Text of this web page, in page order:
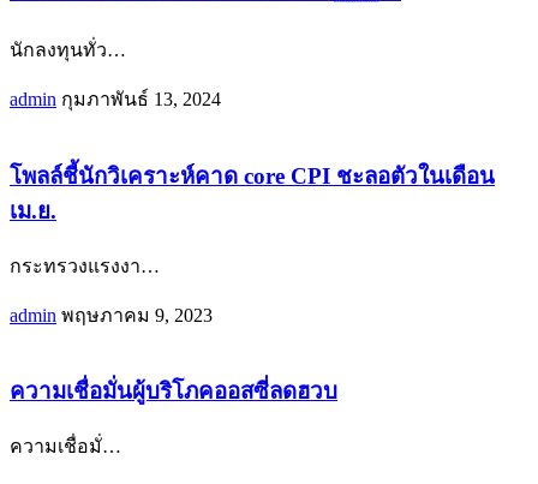
นักลงทุนทั่ว…
admin กุมภาพันธ์ 13, 2024
โพลล์ชี้นักวิเคราะห์คาด core CPI ชะลอตัวในเดือน
เม.ย.
กระทรวงแรงงา…
admin พฤษภาคม 9, 2023
ความเชื่อมั่นผู้บริโภคออสซี่ลดฮวบ
ความเชื่อมั่…